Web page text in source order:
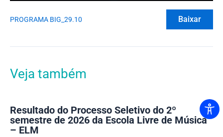
PROGRAMA BIG_29.10 Baixar
Veja também
Resultado do Processo Seletivo do 2º
semestre de 2026 da Escola Livre de Música
– ELM